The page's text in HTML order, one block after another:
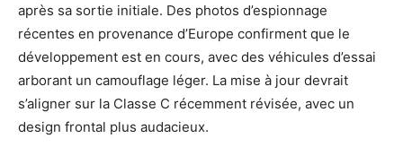
après sa sortie initiale. Des photos d’espionnage
récentes en provenance d’Europe confirment que le
développement est en cours, avec des véhicules d’essai
arborant un camouflage léger. La mise à jour devrait
s’aligner sur la Classe C récemment révisée, avec un
design frontal plus audacieux.